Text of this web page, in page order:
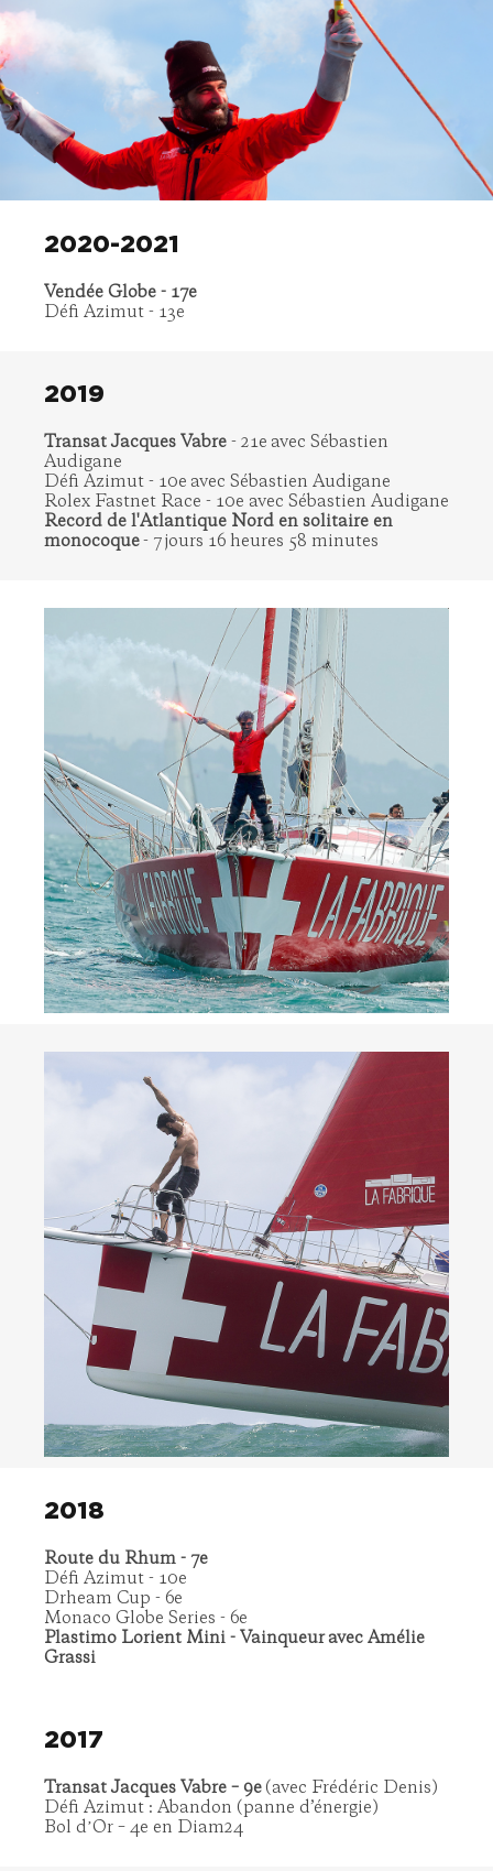
2020-2021
Vendée Globe - 17e
Défi Azimut - 13e
2019
Transat Jacques Vabre - 21e avec Sébastien
Audigane
Défi Azimut - 10e avec Sébastien Audigane
Rolex Fastnet Race - 10e avec Sébastien Audigane
Record de l'Atlantique Nord en solitaire en
monocoque- 7 jours 16 heures 58 minutes
2018
Route du Rhum - 7e
Défi Azimut - 10e
Drheam Cup - 6e
Monaco Globe Series - 6e
Plastimo Lorient Mini - Vainqueur avec Amélie
Grassi
2017
Transat Jacques Vabre – 9e(avec Frédéric Denis)
Défi Azimut : Abandon (panne d’énergie)
Bol dʼOr – 4e en Diam24